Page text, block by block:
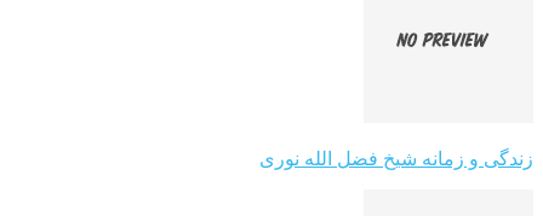
زندگی و زمانه شیخ فضل الله نوری